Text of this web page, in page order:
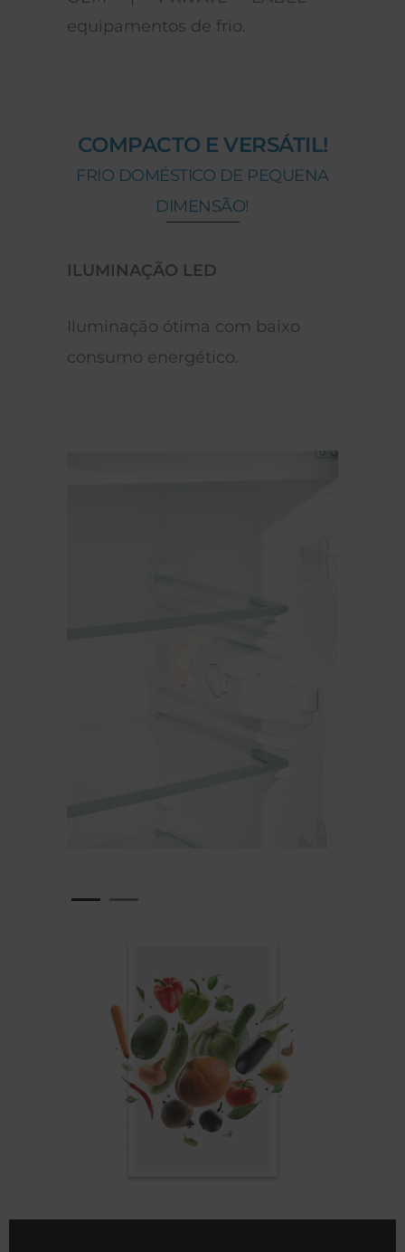
equipamentos de frio.
COMPACTO E VERSÁTIL!
FRIO DOMÉSTICO DE PEQUENA
DIMENSÃO!
ILUMINAÇÃO LED
Iluminação ótima com baixo
consumo energético.